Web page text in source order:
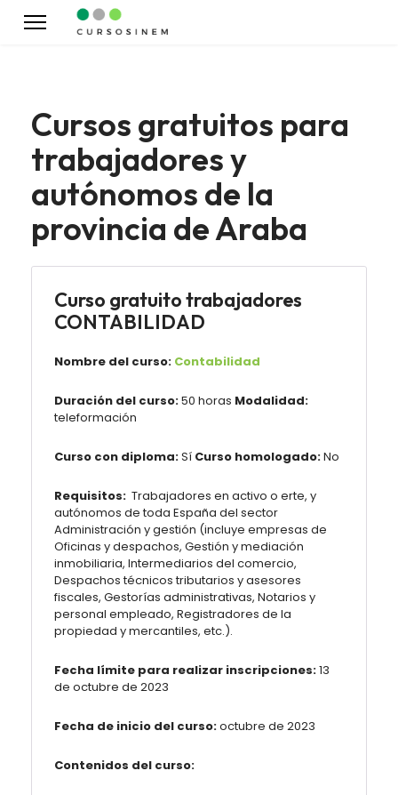
Cursos gratuitos para
trabajadores y
autónomos de la
provincia de Araba
Curso gratuito trabajadores
CONTABILIDAD
Nombre del curso: Contabilidad
Duración del curso:50 horas Modalidad:
teleformación
Curso con diploma:Sí Curso homologado:No
Requisitos: Trabajadores en activo o erte, y
autónomos de toda España del sector
Administración y gestión (incluye empresas de
Oficinas y despachos, Gestión y mediación
inmobiliaria, Intermediarios del comercio,
Despachos técnicos tributarios y asesores
fiscales, Gestorías administrativas, Notarios y
personal empleado, Registradores de la
propiedad y mercantiles, etc.).
Fecha límite para realizar inscripciones:13
de octubre de 2023
Fecha de inicio del curso:octubre de 2023
Contenidos del curso: